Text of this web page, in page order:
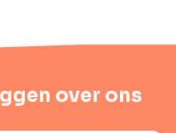
over ons